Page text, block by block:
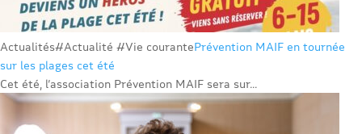
Actualités#Actualité #Vie courantePrévention MAIF en tournée
sur les plages cet été
Cet été, l’association Prévention MAIF sera sur...